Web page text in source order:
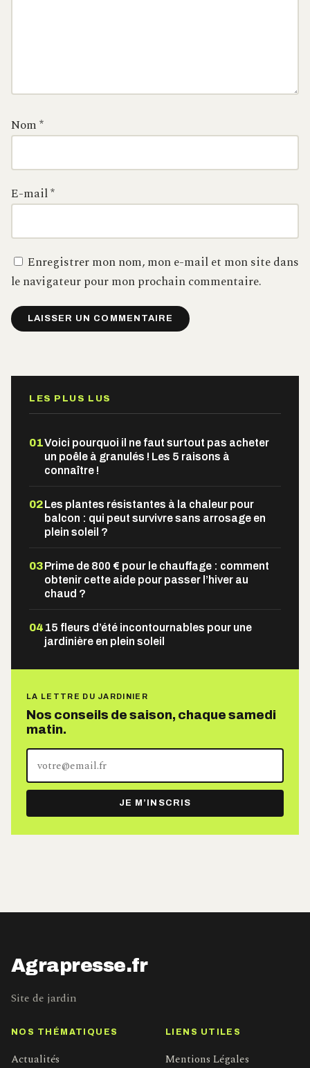
Nom*
E-mail*
Enregistrer mon nom, mon e-mail et mon site dans
le navigateur pour mon prochain commentaire.
LES PLUS LUS
01Voici pourquoi il ne faut surtout pas acheter
un poêle à granulés ! Les 5 raisons à
connaître !
02Les plantes résistantes à la chaleur pour
balcon : qui peut survivre sans arrosage en
plein soleil ?
03Prime de 800 € pour le chauffage : comment
obtenir cette aide pour passer l’hiver au
chaud ?
04 15 fleurs d’été incontournables pour une
jardinière en plein soleil
LA LETTRE DU JARDINIER
Nos conseils de saison, chaque samedi
matin.
Votre
adresse
e-
mail
JE M’INSCRIS
Agrapresse.fr
Site de jardin
NOS THÉMATIQUES
Actualités
LIENS UTILES
Mentions Légales